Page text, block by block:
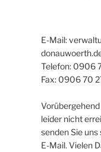
E-Mail:
Telefon: 0906
Fax: 0906 70
leider nicht
senden Sie
E-Mail. Vielen